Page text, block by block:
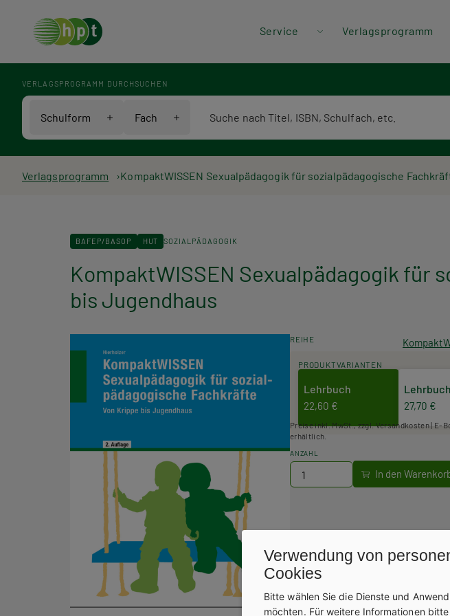
Header
Menü
Service Verlagsprogramm
VERLAGSPROGRAMM DURCHSUCHEN
Schulform Fach
Pfadnavigation
Verlagsprogramm KompaktWISSEN Sexualpädagogik für sozialpädagogische
BAFEP/BASOP HUT SOZIALPÄDAGOGIK
KompaktWISSEN Sexualpädagogik für
bis Jugendhaus
REIHE
PRODUKTVARIANTEN
Lehrbuch
22,60 € 27,70 €
Preise inkl. MwSt., zzgl. Versandkosten |
erhältlich.
ANZAHL
Verwendung von
Cookies
Bitte wählen Sie die Dienste und
möchten. Für weitere Informationen